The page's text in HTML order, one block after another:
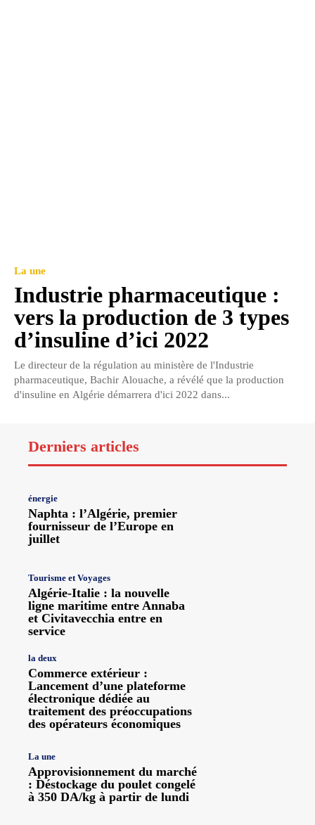
La une
Industrie pharmaceutique :
vers la production de 3 types
d’insuline d’ici 2022
Le directeur de la régulation au ministère de l'Industrie
pharmaceutique, Bachir Alouache, a révélé que la production
d'insuline en Algérie démarrera d'ici 2022 dans...
Derniers articles
énergie
Naphta : l’Algérie, premier
fournisseur de l’Europe en
juillet
Tourisme et Voyages
Algérie-Italie : la nouvelle
ligne maritime entre Annaba
et Civitavecchia entre en
service
la deux
Commerce extérieur :
Lancement d’une plateforme
électronique dédiée au
traitement des préoccupations
des opérateurs économiques
La une
Approvisionnement du marché
: Déstockage du poulet congelé
à 350 DA/kg à partir de lundi